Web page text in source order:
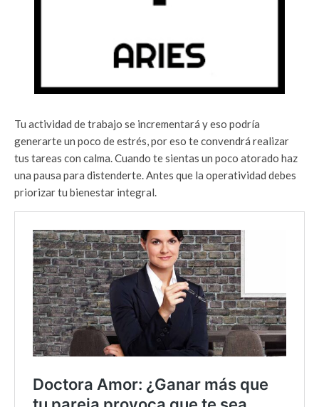
Tu actividad de trabajo se incrementará y eso podría
generarte un poco de estrés, por eso te convendrá realizar
tus tareas con calma. Cuando te sientas un poco atorado haz
una pausa para distenderte. Antes que la operatividad debes
priorizar tu bienestar integral.